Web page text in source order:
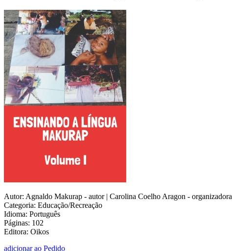
Autor: Agnaldo Makurap - autor | Carolina Coelho Aragon - organizadora
Categoria: Educação/Recreação
Idioma: Português
Páginas: 102
Editora: Oikos
adicionar ao Pedido